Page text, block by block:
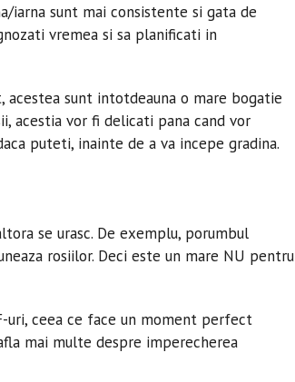
sunt mai consistente si gata de
vremea si sa planificati in
sunt intotdeauna o mare bogatie
acestia vor fi delicati pana cand vor
puteti, inainte de a va incepe gradina.
se urasc. De exemplu, porumbul
rosiilor. Deci este un mare NU pentru
uri, ceea ce face un moment perfect
mai multe despre imperecherea